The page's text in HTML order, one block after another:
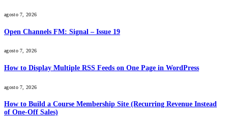
agosto 7, 2026
Open Channels FM: Signal – Issue 19
agosto 7, 2026
How to Display Multiple RSS Feeds on One Page in WordPress
agosto 7, 2026
How to Build a Course Membership Site (Recurring Revenue Instead
of One-Off Sales)